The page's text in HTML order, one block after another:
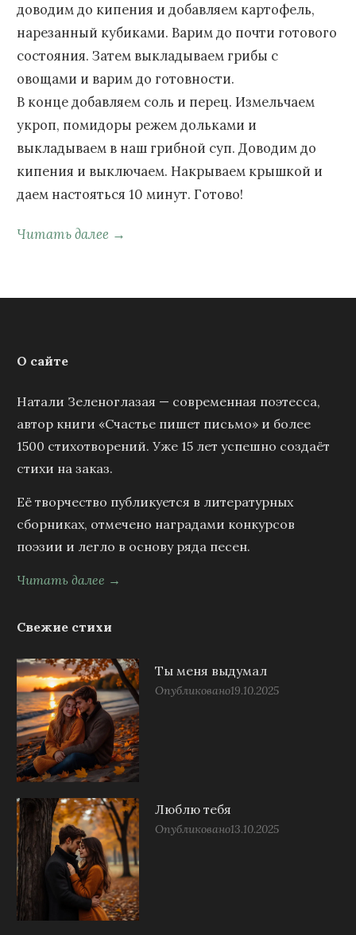
доводим до кипения и добавляем картофель,
нарезанный кубиками. Варим до почти готового
состояния. Затем выкладываем грибы с
овощами и варим до готовности.
В конце добавляем соль и перец. Измельчаем
укроп, помидоры режем дольками и
выкладываем в наш грибной суп. Доводим до
кипения и выключаем. Накрываем крышкой и
даем настояться 10 минут. Готово!
Читать далее →
О сайте
Натали Зеленоглазая — современная поэтесса,
автор книги «Счастье пишет письмо» и более
1500 стихотворений. Уже 15 лет успешно создаёт
стихи на заказ.
Её творчество публикуется в литературных
сборниках, отмечено наградами конкурсов
поэзии и легло в основу ряда песен.
Читать далее →
Свежие стихи
Ты меня выдумал
Опубликовано19.10.2025
Люблю тебя
Опубликовано13.10.2025